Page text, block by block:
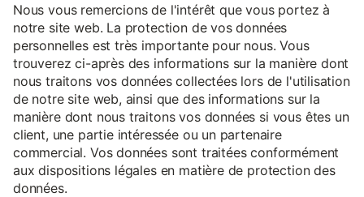
Nous vous remercions de l'intérêt que vous portez à
notre site web. La protection de vos données
personnelles est très importante pour nous. Vous
trouverez ci-après des informations sur la manière dont
nous traitons vos données collectées lors de l'utilisation
de notre site web, ainsi que des informations sur la
manière dont nous traitons vos données si vous êtes un
client, une partie intéressée ou un partenaire
commercial. Vos données sont traitées conformément
aux dispositions légales en matière de protection des
données.